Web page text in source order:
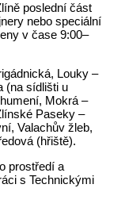
poslední část
nebo speciální
v čase 9:00–
Louky –
(na sídlišti u
Mokrá –
Paseky –
Valachův žleb,
(hřiště).
prostředí a
s Technickými